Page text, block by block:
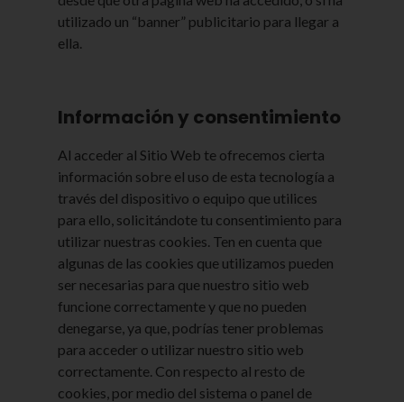
utilizado un “banner” publicitario para llegar a
ella.
Información y consentimiento
Al acceder al Sitio Web te ofrecemos cierta
información sobre el uso de esta tecnología a
través del dispositivo o equipo que utilices
para ello, solicitándote tu consentimiento para
utilizar nuestras cookies. Ten en cuenta que
algunas de las cookies que utilizamos pueden
ser necesarias para que nuestro sitio web
funcione correctamente y que no pueden
denegarse, ya que, podrías tener problemas
para acceder o utilizar nuestro sitio web
correctamente. Con respecto al resto de
cookies, por medio del sistema o panel de